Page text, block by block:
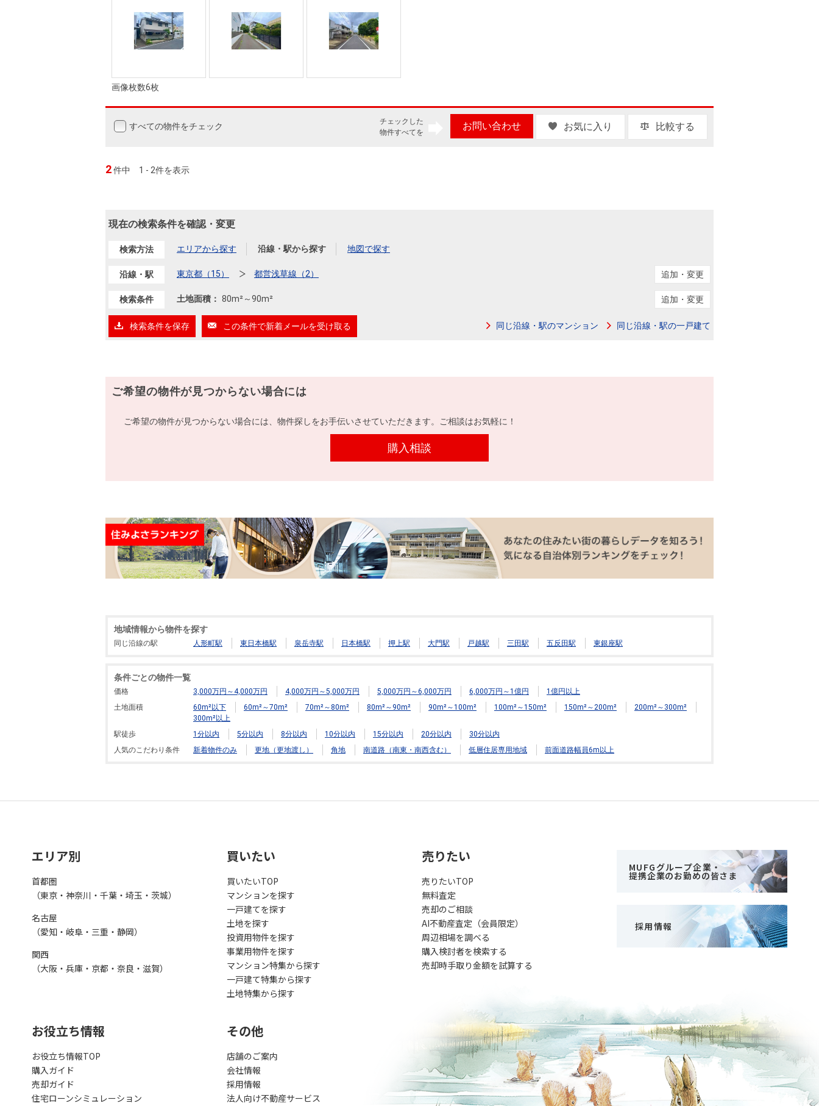
画像枚数6枚
すべての物件をチェック
チェックした
物件すべてを
お問い合わせ お気に入り 比較する
2件中 1 - 2件を表示
現在の検索条件を確認・変更
検索方法 エリアから探す 沿線・駅から探す 地図で探す
沿線・駅 東京都（15） 都営浅草線（2） 追加・変更
検索条件 土地面積： 80m²～90m² 追加・変更
検索条件を保存 この条件で新着メールを受け取る 同じ沿線・駅のマンション 同じ沿線・駅の一戸建て
ご希望の物件が見つからない場合には
ご希望の物件が見つからない場合には、物件探しをお手伝いさせていただきます。ご相談はお気軽に！
購入相談
地域情報から物件を探す
同じ沿線の駅 人形町駅 東日本橋駅 泉岳寺駅 日本橋駅 押上駅 大門駅 戸越駅 三田駅 五反田駅 東銀座駅
条件ごとの物件一覧
価格 3,000万円～4,000万円 4,000万円～5,000万円 5,000万円～6,000万円 6,000万円～1億円
1億円以上
土地面積
60m²以下 60m²～70m² 70m²～80m² 80m²～90m² 90m²～100m² 100m²～150m² 150m²～200m²
200m²～300m²
300m²以上
駅徒歩
1分以内 5分以内 8分以内 10分以内 15分以内 20分以内
30分以内
人気のこだわり条件
新着物件のみ 更地（更地渡し） 角地 南道路（南東・南西含む） 低層住居専用地域 前面道路幅員6m以上
エリア別
首都圏
（東京・神奈川・千葉・埼玉・茨城）
名古屋
（愛知・岐阜・三重・静岡）
関西
（大阪・兵庫・京都・奈良・滋賀）
買いたい
買いたいTOP
マンションを探す
一戸建てを探す
土地を探す
投資用物件を探す
事業用物件を探す
マンション特集から探す
一戸建て特集から探す
土地特集から探す
売りたい
売りたいTOP
無料査定
売却のご相談
AI不動産査定（会員限定）
周辺相場を調べる
購入検討者を検索する
売却時手取り金額を試算する
MUFGグループ企業・
提携企業のお勤めの皆さま
採用情報
お役立ち情報
お役立ち情報TOP
購入ガイド
売却ガイド
住宅ローンシミュレーション
その他
店舗のご案内
会社情報
採用情報
法人向け不動産サービス